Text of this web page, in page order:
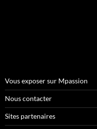
Vous exposer sur Mpassion
Nous contacter
Sites partenaires